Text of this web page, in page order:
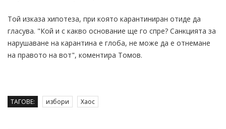
Той изказа хипотеза, при която карантиниран отиде да
гласува. "Кой и с какво основание ще го спре? Санкцията за
нарушаване на карантина е глоба, не може да е отнемане
на правото на вот", коментира Томов.
ТАГОВЕ: избори Хаос